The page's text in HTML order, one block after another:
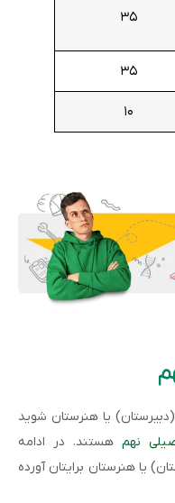
۳۵
۳۵
۱۰
یا هنرستان شوید
نهم هستند. در ادامه
یا هنرستان برایتان آورده